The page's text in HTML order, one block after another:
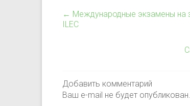
← Международные экзамены на
ILEC
Добавить комментарий
Ваш e-mail не будет опубликован.